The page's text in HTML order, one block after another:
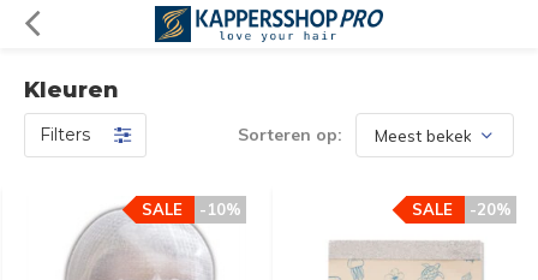
Kleuren
Filters Sorteren op:
-10%
SALE -20%
SALE